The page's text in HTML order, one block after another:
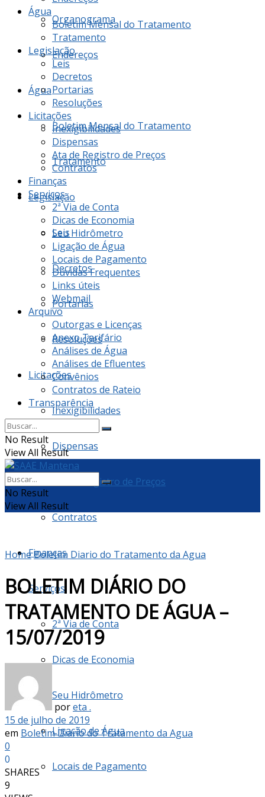
Organograma
Endereços
Água
Boletim Mensal do Tratamento
Tratamento
Legislação
Leis
Decretos
Portarias
Resoluções
Licitações
Inexigibilidades
Dispensas
Ata de Registro de Preços
Contratos
Finanças
Serviços
2ª Via de Conta
Dicas de Economia
Seu Hidrômetro
Ligação de Água
Locais de Pagamento
Água
Boletim Mensal do Tratamento
Tratamento
Legislação
Leis
Decretos
Portarias
Resoluções
Licitações
Inexigibilidades
Dispensas
Ata de Registro de Preços
Contratos
Finanças
Serviços
2ª Via de Conta
Dicas de Economia
Seu Hidrômetro
Ligação de Água
Locais de Pagamento
Dúvidas Frequentes
Links úteis
Webmail
Arquivo
Outorgas e Licenças
Anexo Tarifário
Análises de Água
Análises de Efluentes
Convênios
Contratos de Rateio
Transparência
No Result
View All Result
No Result
View All Result
HomeBoletim Diario do Tratamento da Agua
BOLETIM DIÁRIO DO
TRATAMENTO DE ÁGUA –
15/07/2019
poreta .
15 de julho de 2019
em Boletim Diario do Tratamento da Agua
0
0
SHARES
9